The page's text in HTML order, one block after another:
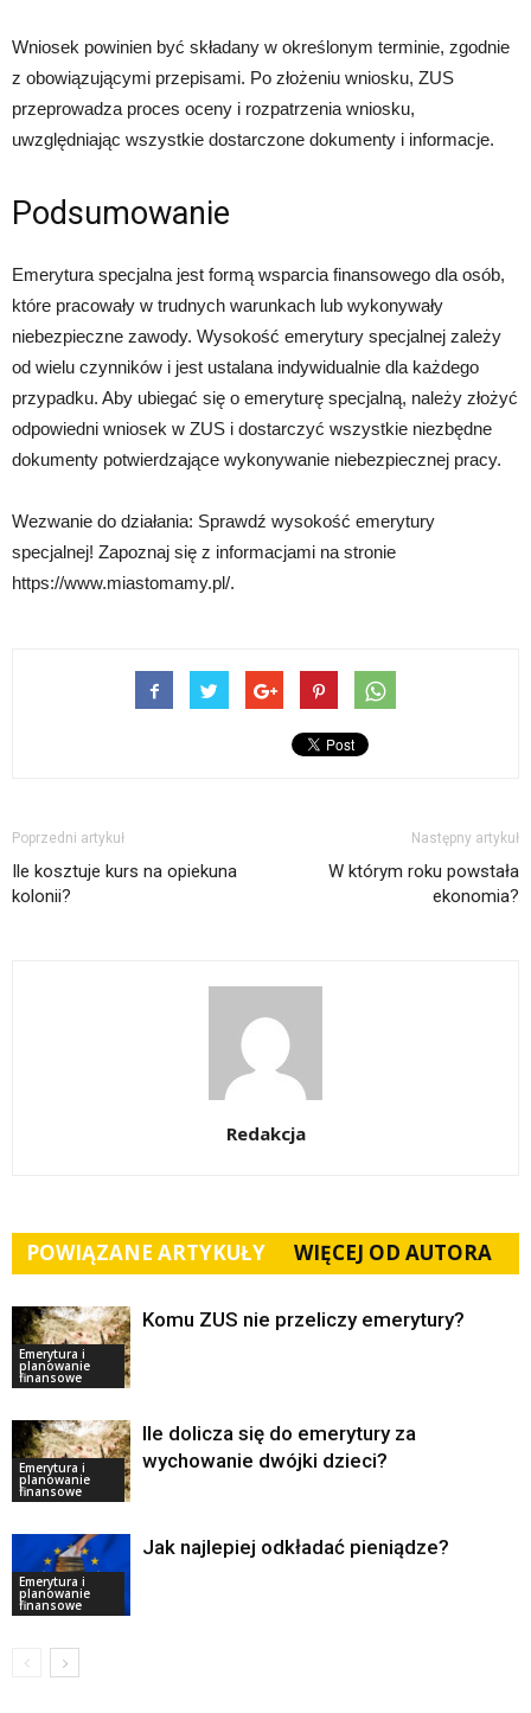
Wniosek powinien być składany w określonym terminie, zgodnie
z obowiązującymi przepisami. Po złożeniu wniosku, ZUS
przeprowadza proces oceny i rozpatrzenia wniosku,
uwzględniając wszystkie dostarczone dokumenty i informacje.
Podsumowanie
Emerytura specjalna jest formą wsparcia finansowego dla osób,
które pracowały w trudnych warunkach lub wykonywały
niebezpieczne zawody. Wysokość emerytury specjalnej zależy
od wielu czynników i jest ustalana indywidualnie dla każdego
przypadku. Aby ubiegać się o emeryturę specjalną, należy złożyć
odpowiedni wniosek w ZUS i dostarczyć wszystkie niezbędne
dokumenty potwierdzające wykonywanie niebezpiecznej pracy.
Wezwanie do działania: Sprawdź wysokość emerytury
specjalnej! Zapoznaj się z informacjami na stronie
https://www.miastomamy.pl/.
Poprzedni artykuł
Ile kosztuje kurs na opiekuna
kolonii?
Następny artykuł
W którym roku powstała
ekonomia?
Redakcja
POWIĄZANE ARTYKUŁY WIĘCEJ OD AUTORA
Emerytura i
planowanie
finansowe
Komu ZUS nie przeliczy emerytury?
Emerytura i
planowanie
finansowe
Ile dolicza się do emerytury za
wychowanie dwójki dzieci?
Emerytura i
planowanie
finansowe
Jak najlepiej odkładać pieniądze?